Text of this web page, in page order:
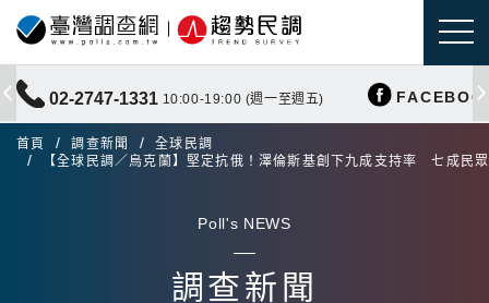
02-2747-1331 10:00-19:00 (週一至週五)
首頁 調查新聞
全球民調
【全球民調／烏克蘭】堅定抗俄！澤倫斯基創下九成支持率 七成民
Poll's NEWS
調查新聞